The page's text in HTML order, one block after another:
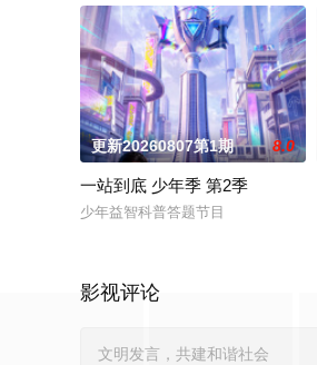
更新20260807第1期 8.0
一站到底 少年季 第2季
少年益智科普答题节目
影视评论